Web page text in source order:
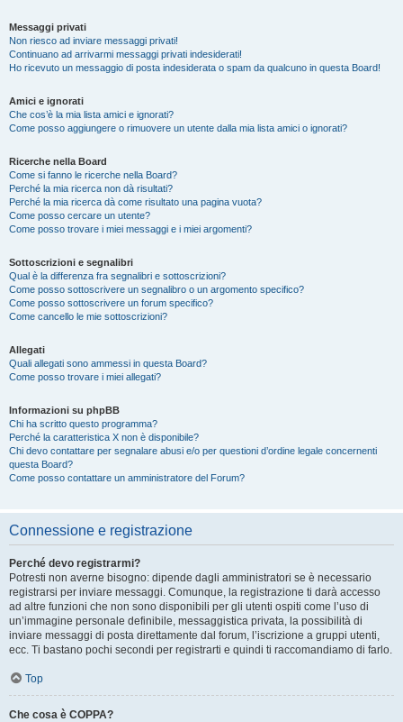
Messaggi privati
Non riesco ad inviare messaggi privati!
Continuano ad arrivarmi messaggi privati indesiderati!
Ho ricevuto un messaggio di posta indesiderata o spam da qualcuno in questa Board!
Amici e ignorati
Che cos’è la mia lista amici e ignorati?
Come posso aggiungere o rimuovere un utente dalla mia lista amici o ignorati?
Ricerche nella Board
Come si fanno le ricerche nella Board?
Perché la mia ricerca non dà risultati?
Perché la mia ricerca dà come risultato una pagina vuota?
Come posso cercare un utente?
Come posso trovare i miei messaggi e i miei argomenti?
Sottoscrizioni e segnalibri
Qual è la differenza fra segnalibri e sottoscrizioni?
Come posso sottoscrivere un segnalibro o un argomento specifico?
Come posso sottoscrivere un forum specifico?
Come cancello le mie sottoscrizioni?
Allegati
Quali allegati sono ammessi in questa Board?
Come posso trovare i miei allegati?
Informazioni su phpBB
Chi ha scritto questo programma?
Perché la caratteristica X non è disponibile?
Chi devo contattare per segnalare abusi e/o per questioni d’ordine legale concernenti
questa Board?
Come posso contattare un amministratore del Forum?
Connessione e registrazione
Perché devo registrarmi?
Potresti non averne bisogno: dipende dagli amministratori se è necessario
registrarsi per inviare messaggi. Comunque, la registrazione ti darà accesso
ad altre funzioni che non sono disponibili per gli utenti ospiti come l’uso di
un’immagine personale definibile, messaggistica privata, la possibilità di
inviare messaggi di posta direttamente dal forum, l’iscrizione a gruppi utenti,
ecc. Ti bastano pochi secondi per registrarti e quindi ti raccomandiamo di farlo.
Top
Che cosa è COPPA?